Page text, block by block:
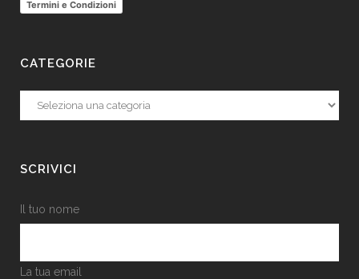
Termini e Condizioni
CATEGORIE
Categorie
SCRIVICI
Il tuo nome
La tua email